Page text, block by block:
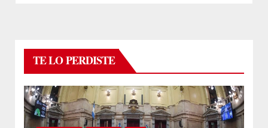
TE LO PERDISTE